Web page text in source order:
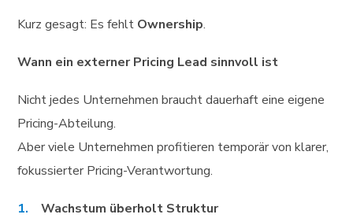
Kurz gesagt: Es fehlt Ownership.
Wann ein externer Pricing Lead sinnvoll ist
Nicht jedes Unternehmen braucht dauerhaft eine eigene
Pricing-Abteilung.
Aber viele Unternehmen profitieren temporär von klarer,
fokussierter Pricing-Verantwortung.
Wachstum überholt Struktur